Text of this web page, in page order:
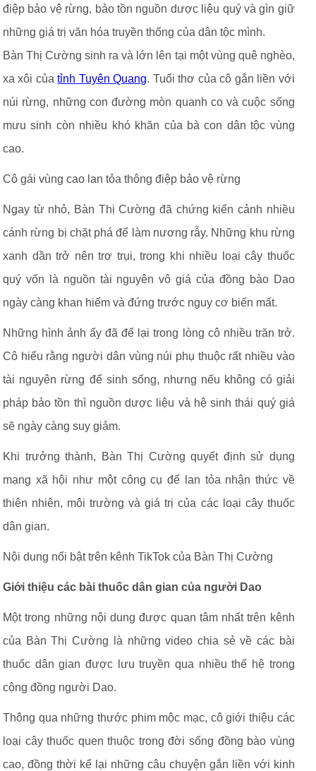
điệp bảo vệ rừng, bảo tồn nguồn dược liệu quý và gìn giữ
những giá trị văn hóa truyền thống của dân tộc mình.
Bàn Thị Cường sinh ra và lớn lên tại một vùng quê nghèo,
xa xôi củatỉnh Tuyên Quang. Tuổi thơ của cô gắn liền với
núi rừng, những con đường mòn quanh co và cuộc sống
mưu sinh còn nhiều khó khăn của bà con dân tộc vùng
cao.
Cô gái vùng cao lan tỏa thông điệp bảo vệ rừng
Ngay từ nhỏ, Bàn Thị Cường đã chứng kiến cảnh nhiều
cánh rừng bị chặt phá để làm nương rẫy. Những khu rừng
xanh dần trở nên trơ trụi, trong khi nhiều loại cây thuốc
quý vốn là nguồn tài nguyên vô giá của đồng bào Dao
ngày càng khan hiếm và đứng trước nguy cơ biến mất.
Những hình ảnh ấy đã để lại trong lòng cô nhiều trăn trở.
Cô hiểu rằng người dân vùng núi phụ thuộc rất nhiều vào
tài nguyên rừng để sinh sống, nhưng nếu không có giải
pháp bảo tồn thì nguồn dược liệu và hệ sinh thái quý giá
sẽ ngày càng suy giảm.
Khi trưởng thành, Bàn Thị Cường quyết định sử dụng
mạng xã hội như một công cụ để lan tỏa nhận thức về
thiên nhiên, môi trường và giá trị của các loại cây thuốc
dân gian.
Nội dung nổi bật trên kênh TikTok của Bàn Thị Cường
Giới thiệu các bài thuốc dân gian của người Dao
Một trong những nội dung được quan tâm nhất trên kênh
của Bàn Thị Cường là những video chia sẻ về các bài
thuốc dân gian được lưu truyền qua nhiều thế hệ trong
cộng đồng người Dao.
Thông qua những thước phim mộc mạc, cô giới thiệu các
loại cây thuốc quen thuộc trong đời sống đồng bào vùng
cao, đồng thời kể lại những câu chuyện gắn liền với kinh